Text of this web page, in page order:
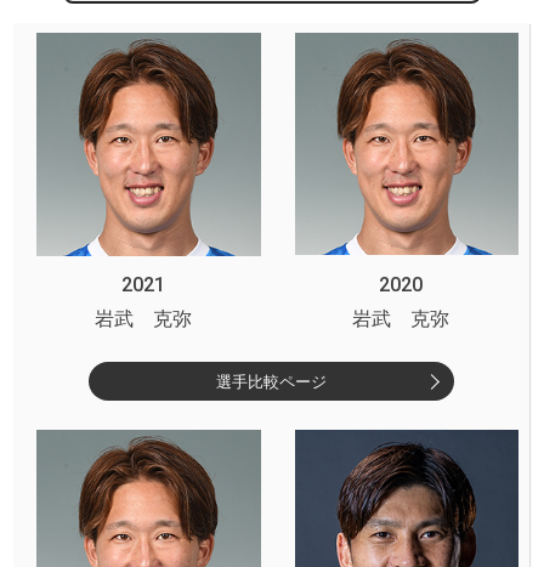
2021
2020
岩武 克弥
岩武 克弥
選手比較ページ